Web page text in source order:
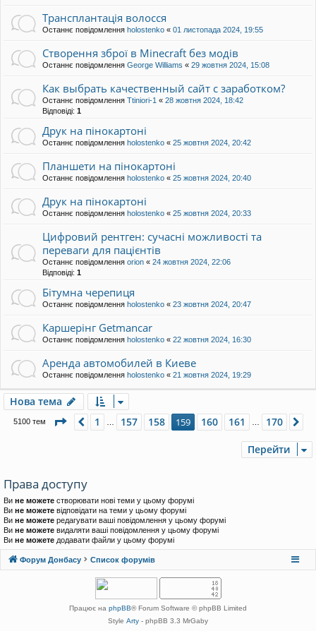
Трансплантація волосся
Останнє повідомлення holostenko « 01 листопада 2024, 19:55
Створення зброї в Minecraft без модів
Останнє повідомлення George Williams « 29 жовтня 2024, 15:08
Как выбрать качественный сайт с заработком?
Останнє повідомлення Ttiniori-1 « 28 жовтня 2024, 18:42
Відповіді: 1
Друк на пінокартоні
Останнє повідомлення holostenko « 25 жовтня 2024, 20:42
Планшети на пінокартоні
Останнє повідомлення holostenko « 25 жовтня 2024, 20:40
Друк на пінокартоні
Останнє повідомлення holostenko « 25 жовтня 2024, 20:33
Цифровий рентген: сучасні можливості та
переваги для пацієнтів
Останнє повідомлення orion « 24 жовтня 2024, 22:06
Відповіді: 1
Бітумна черепиця
Останнє повідомлення holostenko « 23 жовтня 2024, 20:47
Каршерінг Getmancar
Останнє повідомлення holostenko « 22 жовтня 2024, 16:30
Аренда автомобилей в Киеве
Останнє повідомлення holostenko « 21 жовтня 2024, 19:29
Нова тема
5100 тем Сторінка 159з 170
Поперед.
1 157 158 159 160 161 170
Перейти
Права доступу
Ви не можете створювати нові теми у цьому форумі
Ви не можете відповідати на теми у цьому форумі
Ви не можете редагувати ваші повідомлення у цьому форумі
Ви не можете видаляти ваші повідомлення у цьому форумі
Ви не можете додавати файли у цьому форумі
Форум Донбасу Список форумів
Працює на phpBB® Forum Software © phpBB Limited
Style Arty - phpBB 3.3 MrGaby